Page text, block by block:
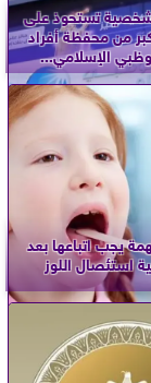
تستحوذ على
من محفظة أفراد
الإسلامي...
يجب اتباعها بعد
استئصال اللوز